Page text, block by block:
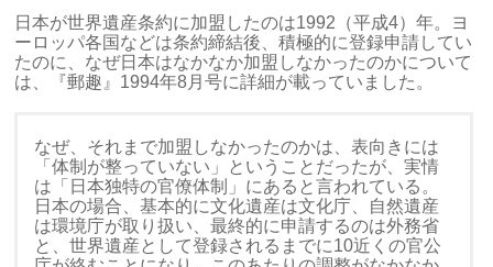
日本が世界遺産条約に加盟したのは1992（平成4）年。ヨ
ーロッパ各国などは条約締結後、積極的に登録申請してい
たのに、なぜ日本はなかなか加盟しなかったのかについて
は、『郵趣』1994年8月号に詳細が載っていました。
なぜ、それまで加盟しなかったのかは、表向きには
「体制が整っていない」ということだったが、実情
は「日本独特の官僚体制」にあると言われている。
日本の場合、基本的に文化遺産は文化庁、自然遺産
は環境庁が取り扱い、最終的に申請するのは外務省
と、世界遺産として登録されるまでに10近くの官公